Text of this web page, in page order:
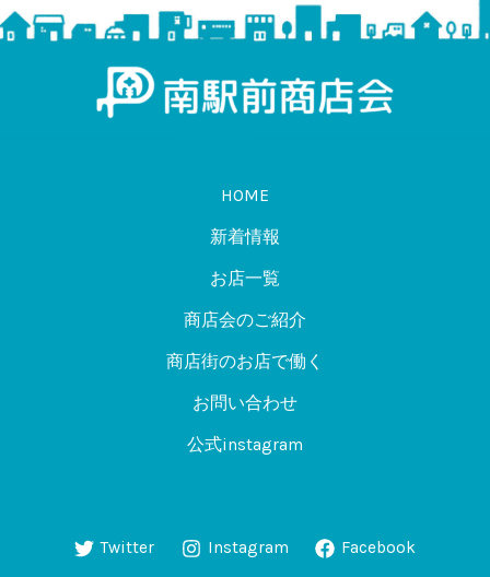
HOME
新着情報
お店一覧
商店会のご紹介
商店街のお店で働く
お問い合わせ
公式instagram
Twitter Instagram Facebook